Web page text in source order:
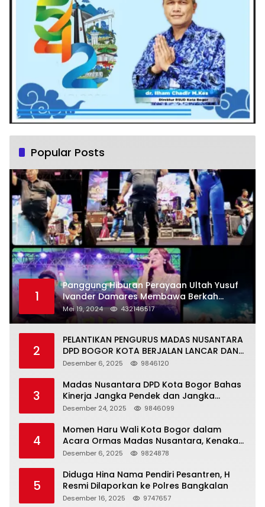
Popular Posts
1
Panggung Hiburan Perayaan Ultah Yusuf
Ivander Damares Membawa Berkah
Warga Kejapanan
Mei 19, 2024 432146517
2
PELANTIKAN PENGURUS MADAS NUSANTARA
DPD BOGOR KOTA BERJALAN LANCAR DAN
KHIDMAT
Desember 6, 2025 9846120
3
Madas Nusantara DPD Kota Bogor Bahas
Kinerja Jangka Pendek dan Jangka
Panjang
Desember 24, 2025 9846099
4
Momen Haru Wali Kota Bogor dalam
Acara Ormas Madas Nusantara, Kenakan
Peci Hitam Tinggi sebagai Simbol
Desember 6, 2025 9824878
5
Diduga Hina Nama Pendiri Pesantren, H
Resmi Dilaporkan ke Polres Bangkalan
Desember 16, 2025 9747657